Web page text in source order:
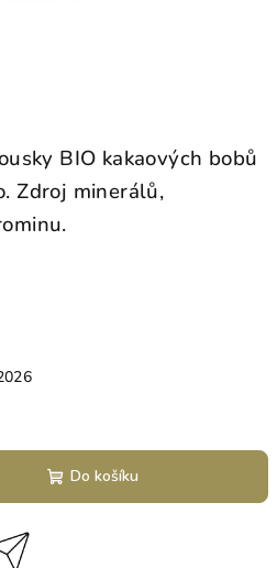
BIO kakaových bobů
Zdroj minerálů,
Do košíku